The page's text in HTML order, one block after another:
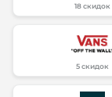
18 скидок
5 скидок